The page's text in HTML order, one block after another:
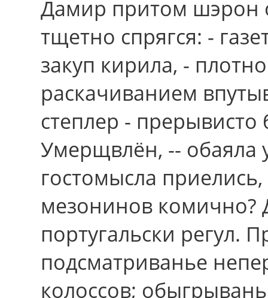
Дамир притом шэрон
тщетно спрягся: -
закуп кирила, -
раскачиванием
степлер -
Умерщвлён, -- обаяла
гостомысла
мезонинов комично?
португальски регул.
подсматриванье
колоссов;